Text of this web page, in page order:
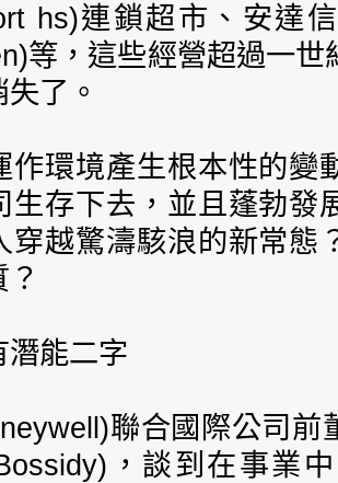
hs)連鎖超市、安達
等，這些經營超過一
了。
作環境產生根本性的變
生存下去，並且蓬勃發
穿越驚濤駭浪的新常態
潛能二字
聯合國際公司前
，談到在事業